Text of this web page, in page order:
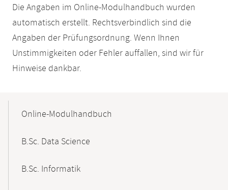
Die Angaben im Online-Modulhandbuch wurden
automatisch erstellt. Rechtsverbindlich sind die
Angaben der Prüfungsordnung. Wenn Ihnen
Unstimmigkeiten oder Fehler auffallen, sind wir für
Hinweise dankbar.
NavigationOnline-Modulhandbuch
B.Sc. Data Science
B.Sc. Informatik